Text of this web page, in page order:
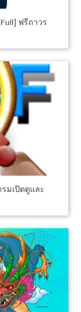
ฟรีถาวร
รมเปิดดูและ